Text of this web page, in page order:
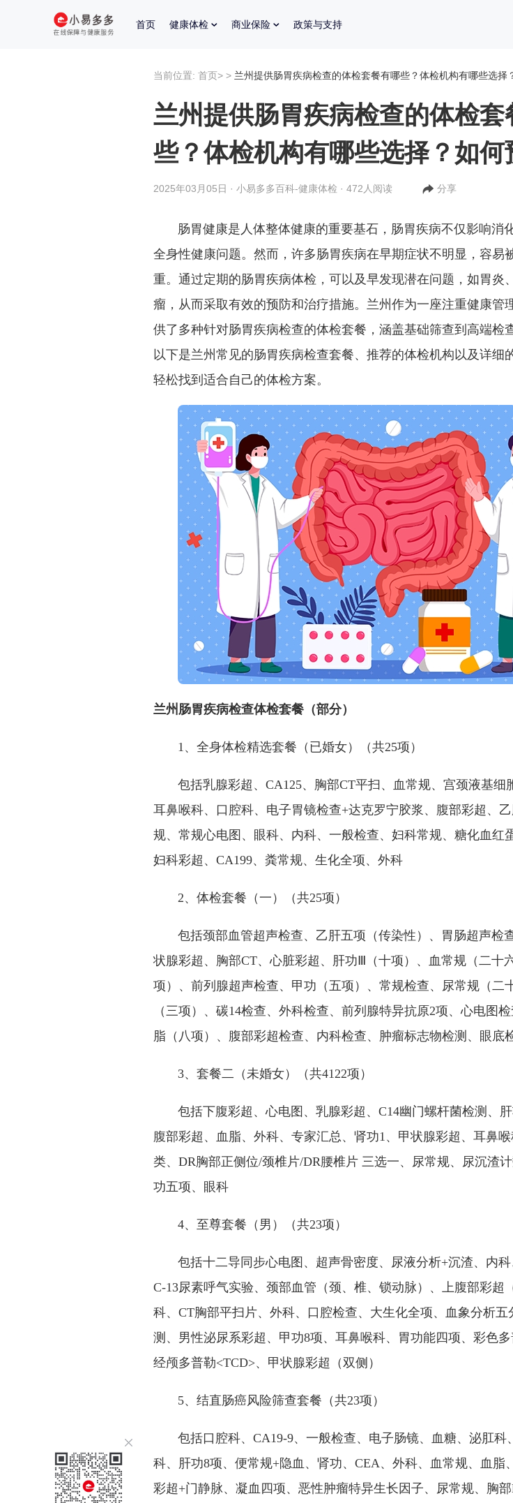
首页 健康体检 商业保险 政策与支持
当前位置: 首页> > 兰州提供肠胃疾病检查的体检套餐有哪些？体检机构有哪些选择
兰州提供肠胃疾病检查的体检套
些？体检机构有哪些选择？如何
2025年03月05日 · 小易多多百科-健康体检 · 472人阅读 分享
肠胃健康是人体整体健康的重要基石，肠胃疾病不仅影响消
全身性健康问题。然而，许多肠胃疾病在早期症状不明显，容易
重。通过定期的肠胃疾病体检，可以及早发现潜在问题，如胃炎
瘤，从而采取有效的预防和治疗措施。兰州作为一座注重健康管
供了多种针对肠胃疾病检查的体检套餐，涵盖基础筛查到高端检
以下是兰州常见的肠胃疾病检查套餐、推荐的体检机构以及详细
轻松找到适合自己的体检方案。
兰州肠胃疾病检查体检套餐（部分）
1、全身体检精选套餐（已婚女）（共25项）
包括乳腺彩超、CA125、胸部CT平扫、血常规、宫颈液基细
耳鼻喉科、口腔科、电子胃镜检查+达克罗宁胶浆、腹部彩超、
规、常规心电图、眼科、内科、一般检查、妇科常规、糖化血红
妇科彩超、CA199、粪常规、生化全项、外科
2、体检套餐（一）（共25项）
包括颈部血管超声检查、乙肝五项（传染性）、胃肠超声检
状腺彩超、胸部CT、心脏彩超、肝功Ⅲ（十项）、血常规（二十
项）、前列腺超声检查、甲功（五项）、常规检查、尿常规（二
（三项）、碳14检查、外科检查、前列腺特异抗原2项、心电图
脂（八项）、腹部彩超检查、内科检查、肿瘤标志物检测、眼底
3、套餐二（未婚女）（共4122项）
包括下腹彩超、心电图、乳腺彩超、C14幽门螺杆菌检测、肝
腹部彩超、血脂、外科、专家汇总、肾功1、甲状腺彩超、耳鼻
类、DR胸部正侧位/颈椎片/DR腰椎片 三选一、尿常规、尿沉渣
功五项、眼科
4、至尊套餐（男）（共23项）
包括十二导同步心电图、超声骨密度、尿液分析+沉渣、内科
C-13尿素呼气实验、颈部血管（颈、椎、锁动脉）、上腹部彩超
科、CT胸部平扫片、外科、口腔检查、大生化全项、血象分析五
测、男性泌尿系彩超、甲功8项、耳鼻喉科、胃功能四项、彩色多
经颅多普勒<TCD>、甲状腺彩超（双侧）
5、结直肠癌风险筛查套餐（共23项）
包括口腔科、CA19-9、一般检查、电子肠镜、血糖、泌肛科
科、肝功8项、便常规+隐血、肾功、CEA、外科、血常规、血脂
彩超+门静脉、凝血四项、恶性肿瘤特异生长因子、尿常规、胸